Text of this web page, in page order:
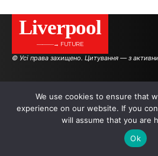
Liverpool
———→ FUTURE
© Усі права захищено. Цитування — з
АВТОРИ
We use cookies to ensure that
experience on our website. If you
will assume that you are
Ok